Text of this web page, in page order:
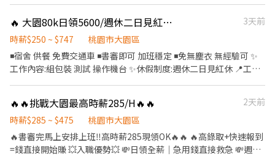
22:00-09:00 240~245/H 大夜班 24:00-09:00 240~245/H 晚八班
20:00-24:00 220~225/H 長榮倉：大園區建國路00號 國際倉：大園
倉-桃園市大園區國際路一段 觀音倉:桃園市觀音區寶倉街 楊梅倉:桃
園市楊梅區和平路 高鐵南倉:桃園市中壢區高鐵南路四段 威狮倉:桃
🔥 大園80k日領5600/週休二日見紅休/供餐/供宿/交通車
3天前
時薪$250 ~ $747
桃園市大園區
◾宿舍 供餐 免費交通車 ◾書審即可 加班穩定 ◾免無塵衣 無經驗可 ✨
工作內容:組包裝 測試 操作機台 ✨休假制度:週休二日見紅休 📍工作
均:58740~96780 夜班20:00~05:30(依現場狀況加班) 夜班時薪280
平日全薪2990週六5050週日5600 月平均:65780-10838 ➖高薪底下
詢問➖ 倪小姐:0968597856【賴ID同電話號碼】 點擊看更多職缺
>>>>>>https://lin.ee/6sh3JQa (若電話沒接到幫我在賴上留言唷)
🔥🔥挑戰大園最高時薪285/H🔥🔥
2天前
時薪$285 ~ $475
桃園市大園區
🔥書審完馬上安排上班‼️高時薪285現領OK🔥🔥 🔥高錄取+快速報到
=錢直接開始賺 💥入職優勢💥 💸日領全薪｜急用錢直接救急 💸週領